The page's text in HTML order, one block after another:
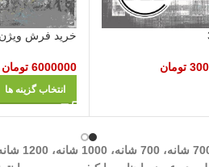
تومان
خرید فرش ویژن
6000000 تومان
انتخاب گزینه ها
شرکت